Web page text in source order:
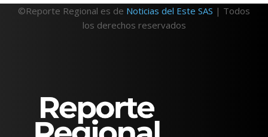
©Reporte Regional es de Noticias del Este SAS | Todos
los derechos reservados